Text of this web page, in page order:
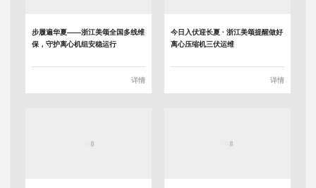
步履遍华夏——浙江美颂全国多线维
保，守护离心机组安稳运行
详情
今日入伏迎长夏 · 浙江美颂提醒做好
离心压缩机三伏运维
详情